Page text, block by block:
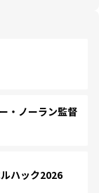
・ノーラン監督
ハック2026